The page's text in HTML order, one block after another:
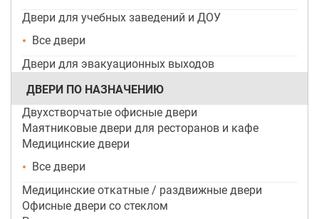
Двери для учебных заведений и ДОУ
Все двери
Двери для эвакуационных выходов
ДВЕРИ ПО НАЗНАЧЕНИЮ
Двухстворчатые офисные двери
Маятниковые двери для ресторанов и кафе
Медицинские двери
Все двери
Медицинские откатные / раздвижные двери
Офисные двери со стеклом